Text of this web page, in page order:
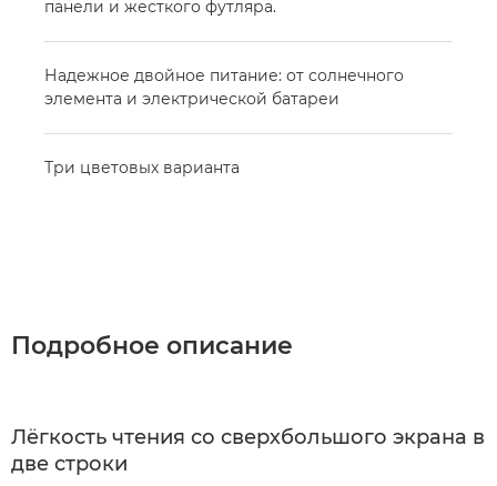
панели и жесткого футляра.
Надежное двойное питание: от солнечного
элемента и электрической батареи
Три цветовых варианта
Подробное описание
Лёгкость чтения со сверхбольшого экрана в
две строки